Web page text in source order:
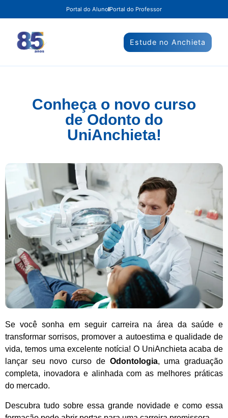
Portal do Aluno Portal do Professor
Estude no Anchieta
Conheça o novo curso
de Odonto do
UniAnchieta!
Se você sonha em seguir carreira na área da saúde e
transformar sorrisos, promover a autoestima e qualidade de
vida, temos uma excelente notícia! O UniAnchieta acaba de
lançar seu novo curso de Odontologia, uma graduação
completa, inovadora e alinhada com as melhores práticas
do mercado.
Descubra tudo sobre essa grande novidade e como essa